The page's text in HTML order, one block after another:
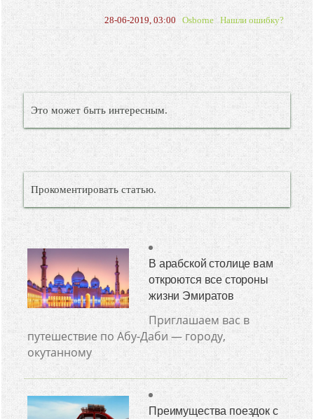
28-06-2019, 03:00 Osborne Нашли ошибку?
Это может быть интересным.
Прокоментировать статью.
В арабской столице вам
откроются все стороны
жизни Эмиратов
Приглашаем вас в
путешествие по Абу-Даби — городу,
окутанному
Преимущества поездок с